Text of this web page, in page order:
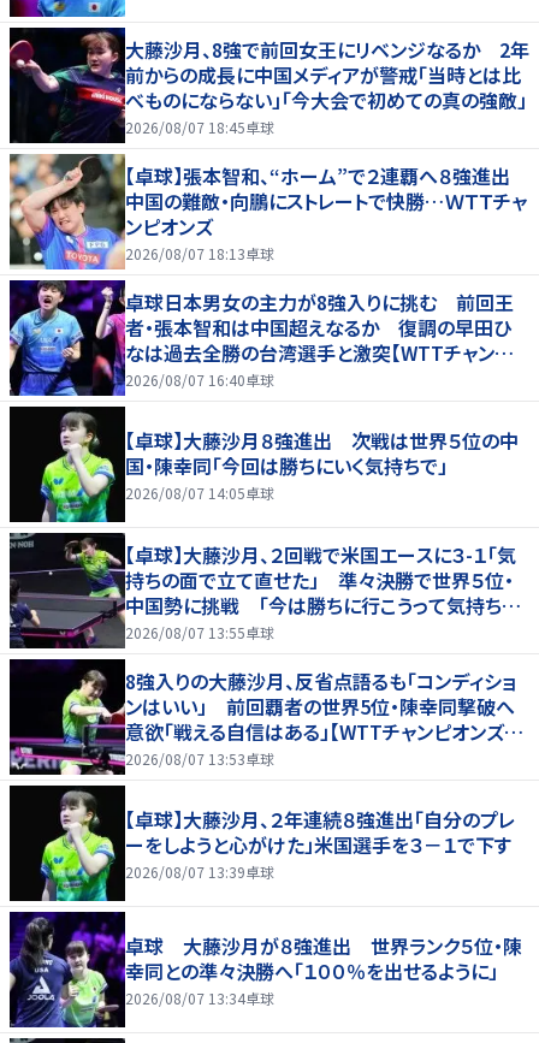
大藤沙月、8強で前回女王にリベンジなるか 2年
前からの成長に中国メディアが警戒「当時とは比
べものにならない」「今大会で初めての真の強敵」
2026/08/07 18:45卓球
【卓球】張本智和、“ホーム”で２連覇へ８強進出
中国の難敵・向鵬にストレートで快勝…ＷＴＴチャ
ンピオンズ
2026/08/07 18:13卓球
卓球日本男女の主力が8強入りに挑む 前回王
者・張本智和は中国超えなるか 復調の早田ひ
なは過去全勝の台湾選手と激突【WTTチャンピ
オンズ横浜2026】
2026/08/07 16:40卓球
【卓球】大藤沙月８強進出 次戦は世界５位の中
国・陳幸同「今回は勝ちにいく気持ちで」
2026/08/07 14:05卓球
【卓球】大藤沙月、２回戦で米国エースに３-１「気
持ちの面で立て直せた」 準々決勝で世界５位・
中国勢に挑戦 「今は勝ちに行こうって気持ちが
強い」…ＷＴＴチャンピオンズ横浜
2026/08/07 13:55卓球
8強入りの大藤沙月、反省点語るも「コンディショ
ンはいい」 前回覇者の世界5位・陳幸同撃破へ
意欲「戦える自信はある」【WTTチャンピオンズ横
浜2026】
2026/08/07 13:53卓球
【卓球】大藤沙月、２年連続８強進出「自分のプレ
ーをしようと心がけた」米国選手を３－１で下す
2026/08/07 13:39卓球
卓球 大藤沙月が８強進出 世界ランク５位・陳
幸同との準々決勝へ「１００％を出せるように」
2026/08/07 13:34卓球